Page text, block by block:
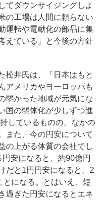
てダウンサイジングしよ
の工場は人間に頼らない
運転や電動化の部品に集
えている」と今後の方針
松井氏は、「日本はもと
アメリカやヨーロッパも
弱かった地域が元気にな
国の弱体化が少しずつ進
しているものの、なかの
また、今の円安について
の上がる体質の会社でし
安になると、約90億円
だと1円円安になると、2
になる。とはいえ、短
過ぎた円安になるとエネ